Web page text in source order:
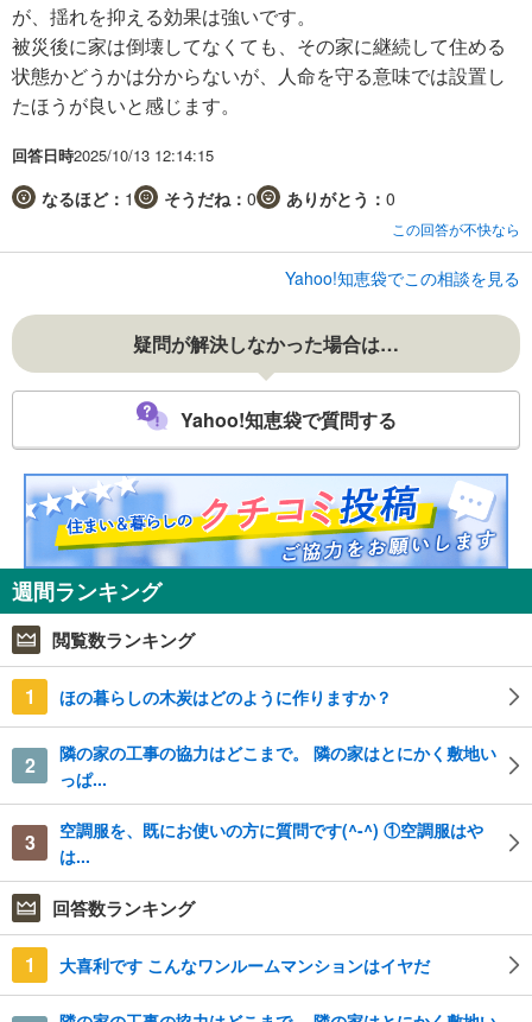
が、揺れを抑える効果は強いです。
被災後に家は倒壊してなくても、その家に継続して住める
状態かどうかは分からないが、人命を守る意味では設置し
たほうが良いと感じます。
回答日時2025/10/13 12:14:15
なるほど： 1 そうだね： 0 ありがとう： 0
この回答が不快なら
Yahoo!知恵袋でこの相談を見る
疑問が解決しなかった場合は…
Yahoo!知恵袋で質問する
週間ランキング
閲覧数ランキング
1 ほの暮らしの木炭はどのように作りますか？
2
隣の家の工事の協力はどこまで。 隣の家はとにかく敷地い
っぱ...
3
空調服を、既にお使いの方に質問です(^-^) ①空調服はや
は...
回答数ランキング
1 大喜利です こんなワンルームマンションはイヤだ